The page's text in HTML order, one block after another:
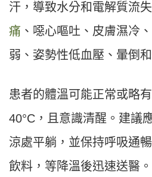
汗，導致水分和電解質流
痛 、噁心嘔吐、皮膚濕冷
弱、姿勢性低血壓、暈倒
患者的體溫可能正常或略
40°C，且意識清醒。建議
涼處平躺，並保持呼吸通
飲料，等降溫後迅速送醫。